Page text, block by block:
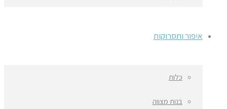
איפור ותסרוקות
כלות
בנות מצווה